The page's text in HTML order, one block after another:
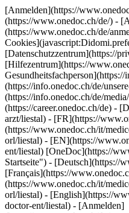
[Anmelden](https://
(https://www.onedoc.ch/de/) -
(https://www.onedoc.ch/de/
[Datenschutzzentrum](https://
[Hilfezentrum](https://
(https://info.onedoc.ch/de/
(https://info.onedoc.ch/de/
(https://career.onedoc.ch/de) -
arzt/liestal) - [FR](https://
(https://www.onedoc.ch/it/
orl/liestal) - [EN](https://
ent/liestal) [OneDoc](https://
Startseite") - [Deutsch](https://
[Français](https://
(https://www.onedoc.ch/it/
orl/liestal) - [English](https://
doctor-ent/liestal) - [Anmelden]